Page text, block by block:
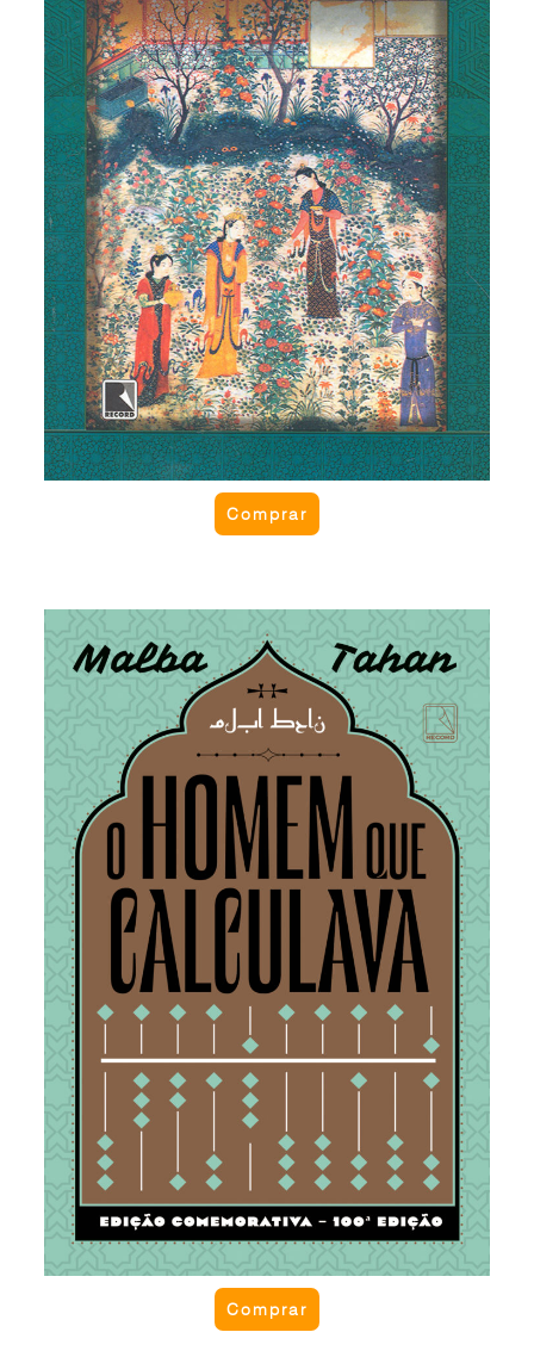
Comprar
O homem que calculava 100ª Edição
Aventuras do calculista persa Beremiz Samir, que
durante uma longa viagem resolve muitos
problemas empregando a ciência que mais
conhecia: a Matemática. Obra rara, que se tornou
célebre ao brincar com a Matemática em uma
singular narrativa no mundo árabe. Permanece
viva, ultrapassando a 80a. edição.
Comprar